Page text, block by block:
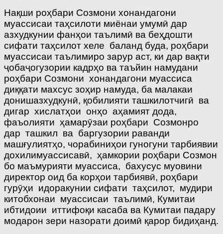
Нақши роҳбари Созмони хонандагони
муассисаи таҳсилоти миёнаи умумӣ дар
азхудкунии фанҳои таълимӣ ва беҳдошти
сифати таҳсилот хеле баланд буда, роҳбари
муассисаи таълимиро зарур аст, ки дар вақти
ҷобаҷогузории кадрҳо ва таъйин намудани
роҳбари Созмони хонандагони муассиса
диққати махсус зоҳир намуда, ба малакаи
донишазхудкунӣ, қобилияти ташкилотчигӣ ва
дигар хислатҳои онҳо аҳамият дода,
фаъолияти ҳамарӯзаи роҳбари Созмонро
дар ташкил ва баргузории раванди
машғулиятҳо, чорабиниҳои гуногуни тарбиявии
дохилимуассисавӣ, ҳамкории роҳбари Созмон
бо маъмурияти муассиса, бахусус муовини
директор оид ба корҳои тарбиявӣ, роҳбари
гурӯҳи идоракунии сифати таҳсилот, мудири
китобхонаи муассисаи таълимӣ, Кумитаи
ибтидоии иттифоқи касаба ва Кумитаи падару
модарон зери назорати доимӣ қарор бидиҳанд.